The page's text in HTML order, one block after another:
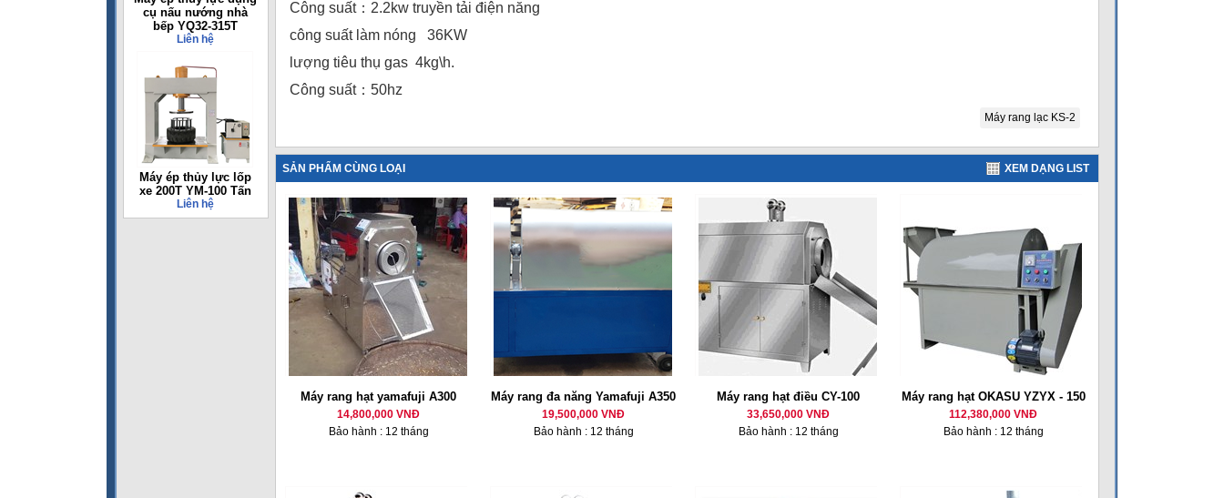
cụ nấu nướng nhà
bếp YQ32-315T
Liên hệ
Máy ép thủy lực lốp
xe 200T YM-100 Tấn
Liên hệ
Công suất：2.2kw truyền tải điện năng
công suất làm nóng 36KW
lượng tiêu thụ gas 4kg\h.
Công suất：50hz
Máy rang lạc KS-2
SẢN PHẨM CÙNG LOẠI XEM DẠNG LIST
Máy rang hạt yamafuji A300
14,800,000 VNĐ
Bảo hành : 12 tháng
Máy rang đa năng Yamafuji A350
19,500,000 VNĐ
Bảo hành : 12 tháng
Máy rang hạt điều CY-100
33,650,000 VNĐ
Bảo hành : 12 tháng
Máy rang hạt OKASU YZYX - 150
112,380,000 VNĐ
Bảo hành : 12 tháng